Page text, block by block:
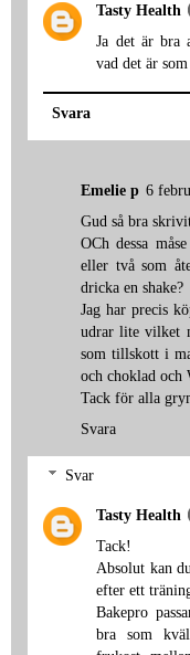
Tasty Health
Ja det är bra
vad det är
Svara
Emelie p 6
Gud så bra
OCh dessa
eller två som
dricka en shake?
Jag har precis
udrar lite vilket
som tillskott i
och choklad och
Tack för alla
Svara
Svar
Tasty Health
Tack!
Absolut kan
efter ett
Bakepro
bra som